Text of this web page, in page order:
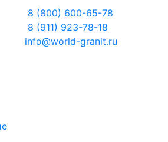
8 (800) 600-65-78
8 (911) 923-78-18
info@world-granit.ru